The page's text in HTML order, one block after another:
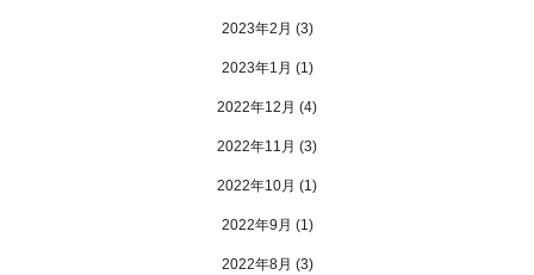
2023年2月 (3)
2023年1月 (1)
2022年12月 (4)
2022年11月 (3)
2022年10月 (1)
2022年9月 (1)
2022年8月 (3)